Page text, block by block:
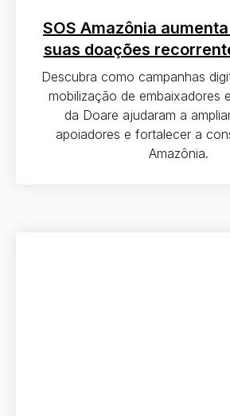
SOS Amazônia
suas doações
Descubra como campanhas
mobilização de embaixadores
da Doare ajudaram a
apoiadores e fortalecer a
Amazônia.